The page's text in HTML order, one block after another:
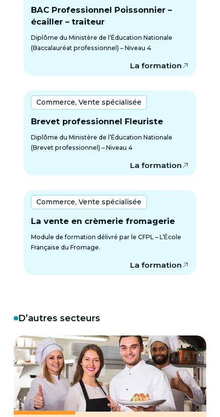
BAC Professionnel Poissonnier –
écailler – traiteur
Diplôme du Ministère de l’Éducation Nationale
(Baccalauréat professionnel) – Niveau 4
La formation
Commerce, Vente spécialisée
Brevet professionnel Fleuriste
Diplôme du Ministère de l’Éducation Nationale
(Brevet professionnel) – Niveau 4
La formation
Commerce, Vente spécialisée
La vente en crèmerie fromagerie
Module de formation délivré par le CFPL – L’École
Française du Fromage.
La formation
D’autres secteurs